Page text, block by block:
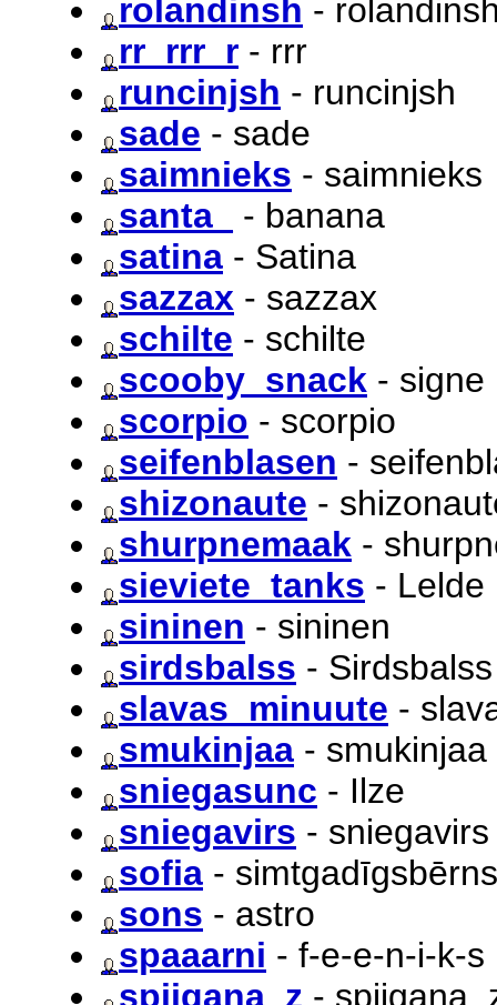
rolandinsh -
rr_rrr_r - rrr
runcinjsh - runcinjsh
sade - sade
saimnieks - saimnieks
santa_
- banana
satina - Satina
sazzax - sazzax
schilte - schilte
scooby_snack - signe
scorpio - scorpio
seifenblasen -
shizonaute -
shurpnemaak -
sieviete_tanks - Lelde
sininen - sininen
sirdsbalss - Sirdsbalss
slavas_minuute -
smukinjaa - smukinjaa
sniegasunc - Ilze
sniegavirs - sniegavirs
sofia - simtgadīgsbērns
sons - astro
spaaarni - f-e-e-n-i-k-s
spiigana_z -